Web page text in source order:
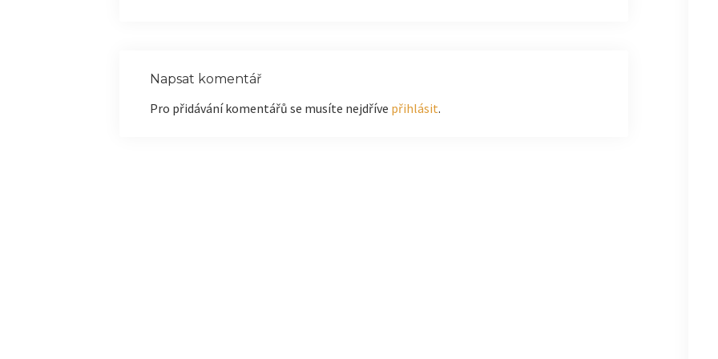
Napsat komentář
Pro přidávání komentářů se musíte nejdříve přihlásit.